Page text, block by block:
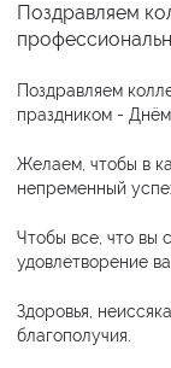
Поздравляем
Поздравляем
праздником -
Желаем, чтобы в
непременный
Чтобы все, что вы
удовлетворение
Здоровья,
благополучия.